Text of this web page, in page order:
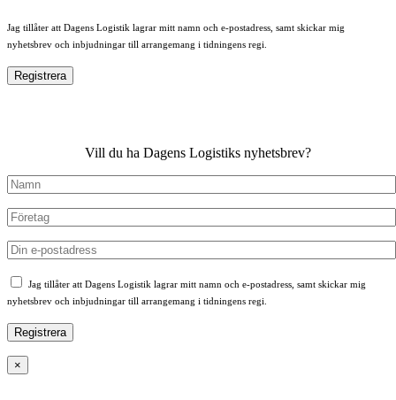
Jag tillåter att Dagens Logistik lagrar mitt namn och e-postadress, samt skickar mig
nyhetsbrev och inbjudningar till arrangemang i tidningens regi.
Vill du ha Dagens Logistiks nyhetsbrev?
Jag tillåter att Dagens Logistik lagrar mitt namn och e-postadress, samt skickar mig
nyhetsbrev och inbjudningar till arrangemang i tidningens regi.
×